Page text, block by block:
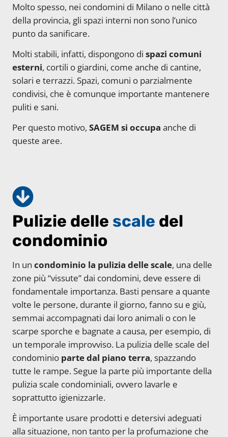
Molto spesso, nei condomini di Milano o nelle città
della provincia, gli spazi interni non sono l’unico
punto da sanificare.
Molti stabili, infatti, dispongono dispazi comuni
esterni, cortili o giardini, come anche di cantine,
solari e terrazzi. Spazi, comuni o parzialmente
condivisi, che è comunque importante mantenere
puliti e sani.
Per questo motivo,SAGEM si occupa anche di
queste aree.
Pulizie delle scale del
condominio
In uncondominio la pulizia delle scale, una delle
zone più “vissute” dai condomini, deve essere di
fondamentale importanza. Basti pensare a quante
volte le persone, durante il giorno, fanno su e giù,
semmai accompagnati dai loro animali o con le
scarpe sporche e bagnate a causa, per esempio, di
un temporale improvviso. La pulizia delle scale del
condominio parte dal piano terra, spazzando
tutte le rampe. Segue la parte più importante della
pulizia scale condominiali, ovvero lavarle e
soprattutto igienizzarle.
È importante usare prodotti e detersivi adeguati
alla situazione, non tanto per la profumazione che